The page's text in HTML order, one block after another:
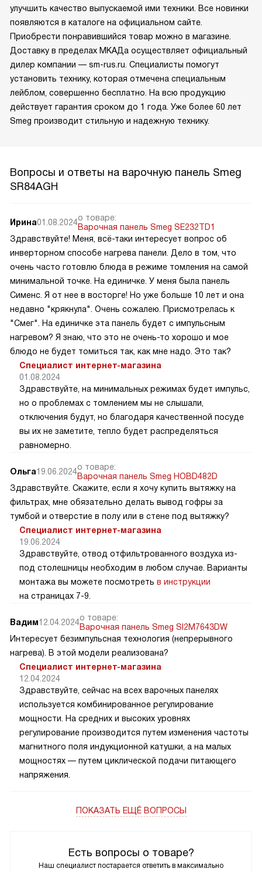
улучшить качество выпускаемой ими техники. Все новинки
появляются в каталоге на официальном сайте.
Приобрести понравившийся товар можно в магазине.
Доставку в пределах МКАДа осуществляет официальный
дилер компании — sm-rus.ru. Специалисты помогут
установить технику, которая отмечена специальным
лейблом, совершенно бесплатно. На всю продукцию
действует гарантия сроком до 1 года. Уже более 60 лет
Smeg производит стильную и надежную технику.
Вопросы и ответы на варочную панель Smeg
SR84AGH
Есть вопросы о товаре?
Наш специалист постарается ответить в максимально
Ирина01.08.2024о товаре:
Варочная панель Smeg SE232TD1
Здравствуйте! Меня, всё-таки интересует вопрос об
инверторном способе нагрева панели. Дело в том, что
очень часто готовлю блюда в режиме томления на самой
минимальной точке. На единичке. У меня была панель
Сименс. Я от нее в восторге! Но уже больше 10 лет и она
недавно "крякнула". Очень сожалею. Присмотрелась к
"Смег". На единичке эта панель будет с импульсным
нагревом? Я знаю, что это не очень-то хорошо и мое
блюдо не будет томиться так, как мне надо. Это так?
Специалист интернет-магазина
01.08.2024
Здравствуйте, на минимальных режимах будет импульс,
но о проблемах с томлением мы не слышали,
отключения будут, но благодаря качественной посуде
вы их не заметите, тепло будет распределяться
равномерно.
Ольга19.06.2024о товаре:
Варочная панель Smeg HOBD482D
Здравствуйте. Скажите, если я хочу купить вытяжку на
фильтрах, мне обязательно делать вывод гофры за
тумбой и отверстие в полу или в стене под вытяжку?
Специалист интернет-магазина
19.06.2024
Здравствуйте, отвод отфильтрованного воздуха из-
под столешницы необходим в любом случае. Варианты
монтажа вы можете посмотреть в инструкции
на страницах 7-9.
Вадим12.04.2024о товаре:
Варочная панель Smeg SI2M7643DW
Интересует безимпульсная технология (непрерывного
нагрева). В этой модели реализована?
Специалист интернет-магазина
12.04.2024
Здравствуйте, сейчас на всех варочных панелях
используется комбинированное регулирование
мощности. На средних и высоких уровнях
регулирование производится путем изменения частоты
магнитного поля индукционной катушки, а на малых
мощностях — путем циклической подачи питающего
напряжения.
ПОКАЗАТЬ ЕЩЁ ВОПРОСЫ